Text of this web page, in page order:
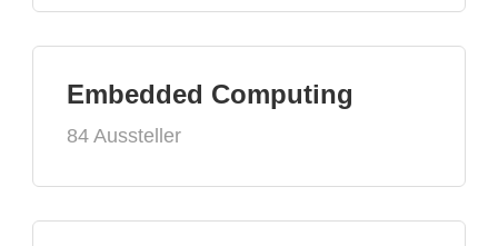
Embedded Computing
84 Aussteller